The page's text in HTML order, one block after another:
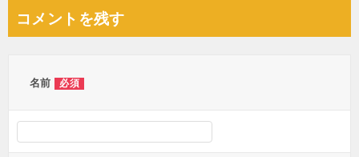
ビ
コメントを残す
名前 必須